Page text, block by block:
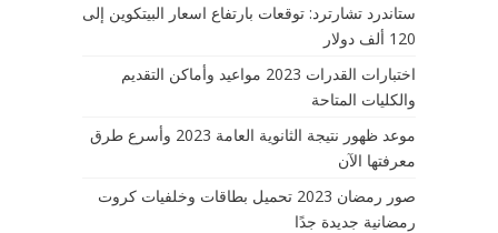
ستاندرد تشارترد: توقعات بارتفاع اسعار البيتكوين إلى
120 ألف دولار
اختبارات القدرات 2023 مواعيد وأماكن التقديم
والكليات المتاحة
موعد ظهور نتيجة الثانوية العامة 2023 وأسرع طرق
معرفتها الآن
صور رمضان 2023 تحميل بطاقات وخلفيات كروت
رمضانية جديدة جدًا